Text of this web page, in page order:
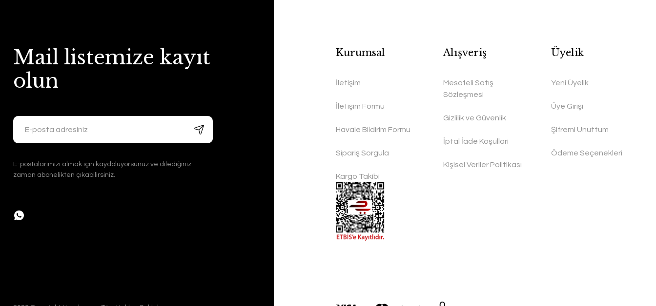
Handygoo Bronz Renkli Bakır Cezve Takımı 3 lü
3.200,00 TL
Handygoo El Yapımı Eskitme Bakır Cezve Seti 4 lü
Mail listemize kayıt
olun
E-postalarımızı almak için kaydoluyorsunuz ve dilediğiniz
zaman abonelikten çıkabilirsiniz.
Kurumsal
İletişim
İletişim Formu
Havale Bildirim Formu
Sipariş Sorgula
Kargo Takibi
Alışveriş
Mesafeli Satış
Sözleşmesi
Gizlilik ve Güvenlik
İptal İade Koşullari
Kişisel Veriler Politikası
Üyelik
Yeni Üyelik
Üye Girişi
Şifremi Unuttum
Ödeme Seçenekleri